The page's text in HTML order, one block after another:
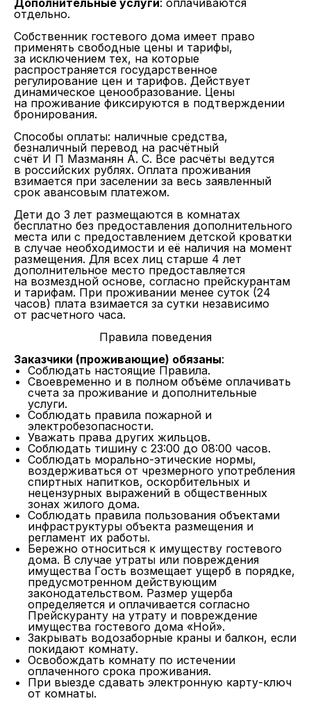
Дополнительные услуги: оплачиваются
отдельно.
Собственник гостевого дома имеет право
применять свободные цены и тарифы,
за исключением тех, на которые
распространяется государственное
регулирование цен и тарифов. Действует
динамическое ценообразование. Цены
на проживание фиксируются в подтверждении
бронирования.
Способы оплаты: наличные средства,
безналичный перевод на расчётный
счёт И П Мазманян А. С. Все расчёты ведутся
в российских рублях. Оплата проживания
взимается при заселении за весь заявленный
срок авансовым платежом.
Дети до 3 лет размещаются в комнатах
бесплатно без предоставления дополнительного
места или с предоставлением детской кроватки
в случае необходимости и её наличия на момент
размещения. Для всех лиц старше 4 лет
дополнительное место предоставляется
на возмездной основе, согласно прейскурантам
и тарифам. При проживании менее суток (24
часов) плата взимается за сутки независимо
от расчетного часа.
Правила поведения
Заказчики (проживающие) обязаны:
Соблюдать настоящие Правила.
Своевременно и в полном объёме оплачивать
счета за проживание и дополнительные
услуги.
Соблюдать правила пожарной и
электробезопасности.
Уважать права других жильцов.
Соблюдать тишину с 23:00 до 08:00 часов.
Соблюдать морально-этические нормы,
воздерживаться от чрезмерного употребления
спиртных напитков, оскорбительных и
нецензурных выражений в общественных
зонах жилого дома.
Соблюдать правила пользования объектами
инфраструктуры объекта размещения и
регламент их работы.
Бережно относиться к имуществу гостевого
дома. В случае утраты или повреждения
имущества Гость возмещает ущерб в порядке,
предусмотренном действующим
законодательством. Размер ущерба
определяется и оплачивается согласно
Прейскуранту на утрату и повреждение
имущества гостевого дома «Ной».
Закрывать водозаборные краны и балкон, если
покидают комнату.
Освобождать комнату по истечении
оплаченного срока проживания.
При выезде сдавать электронную карту-ключ
от комнаты.